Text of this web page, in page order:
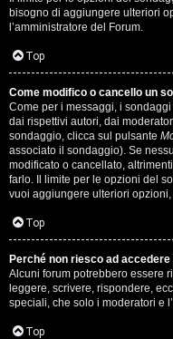
bisogno di aggiungere ulteriori
l’amministratore del Forum.
Top
Come modifico o cancello un
Come per i messaggi, i
dai rispettivi autori, dai
sondaggio, clicca sul pulsante
associato il sondaggio). Se
modificato o cancellato,
farlo. Il limite per le opzioni del
vuoi aggiungere ulteriori opzioni,
Top
Perché non riesco ad
Alcuni forum potrebbero essere
leggere, scrivere, rispondere,
speciali, che solo i moderatori e
Top
A
g
o
s
t
i
n
o
.
.
.